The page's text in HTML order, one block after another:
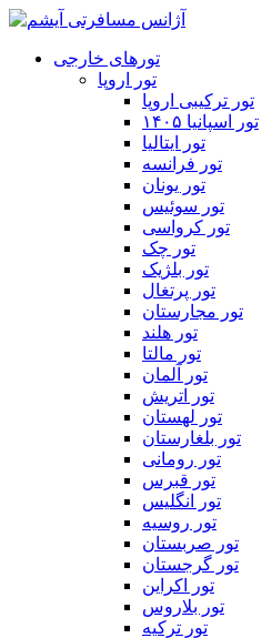
تورهای خارجی
تور اروپا
تور ترکیبی اروپا
تور اسپانیا ۱۴۰۵
تور ایتالیا
تور فرانسه
تور یونان
تور سوئیس
تور کرواسی
تور چک
تور بلژیک
تور پرتغال
تور مجارستان
تور هلند
تور مالتا
تور آلمان
تور اتریش
تور لهستان
تور بلغارستان
تور رومانی
تور قبرس
تور انگلیس
تور روسیه
تور صربستان
تور گرجستان
تور اکراین
تور بلاروس
تور ترکیه